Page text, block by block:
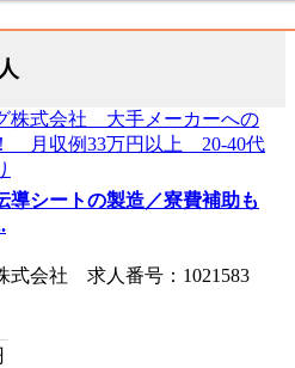
導シートの製造／寮費補助も
式会社 求人番号：1021583